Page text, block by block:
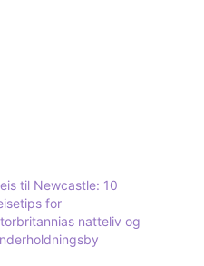
til Newcastle: 10
for
natteliv og